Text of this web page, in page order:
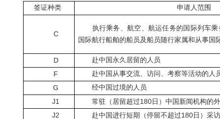
签证种类 申请人范围
C
执行乘务、航空、航运任务的国际列车乘
国际航行船舶的船员及船员随行家属和从事国
D 赴中国永久居留的人员
F 赴中国从事交流、访问、考察等活动的人
G 经中国过境的人员
J1 常驻（居留超过180 日）中国新闻机构的
J2 赴中国进行短期（停留不超过180 日）采